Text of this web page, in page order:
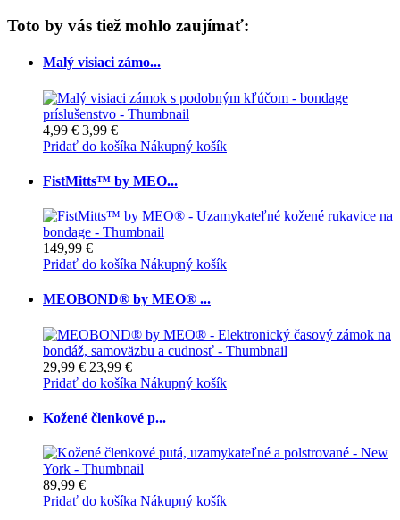
Toto by vás tiež mohlo zaujímať:
Malý visiaci zámo...
4,99 € 3,99 €
Pridať do košíka Nákupný košík
FistMitts™ by MEO...
149,99 €
Pridať do košíka Nákupný košík
MEOBOND® by MEO® ...
29,99 € 23,99 €
Pridať do košíka Nákupný košík
Kožené členkové p...
89,99 €
Pridať do košíka Nákupný košík